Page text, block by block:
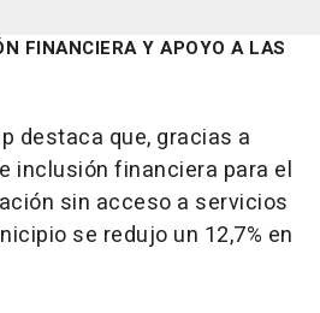
FINANCIERA Y APOYO A LAS
destaca que, gracias a
inclusión financiera para el
sin acceso a servicios
se redujo un 12,7% en